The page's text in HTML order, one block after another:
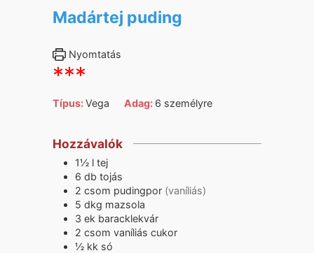
Madártej puding
Nyomtatás
***
Típus:Vega Adag: 6 személyre
Hozzávalók
1½ l tej
6 db tojás
2 csom pudingpor (vaníliás)
5 dkg mazsola
3 ek baracklekvár
2 csom vaníliás cukor
½ kk só